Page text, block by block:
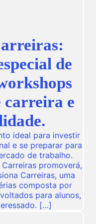
de
carreira e
ideal para investir
e se preparar para
de trabalho.
promoverá,
Carreiras, uma
composta por
para alunos,
[…]